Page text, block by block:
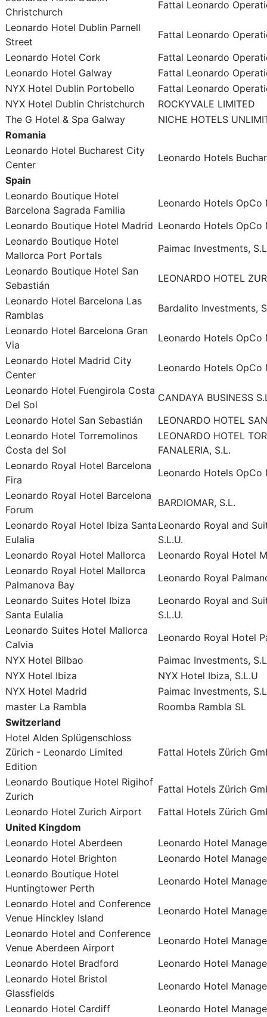
Christchurch
Fattal Leonardo
Leonardo Hotel Dublin Parnell
Street
Fattal Leonardo
Leonardo Hotel Cork
Fattal Leonardo
Leonardo Hotel Galway
Fattal Leonardo
NYX Hotel Dublin Portobello
Fattal Leonardo
NYX Hotel Dublin Christchurch
ROCKYVALE LIMITED
The G Hotel & Spa Galway
NICHE HOTELS
Romania
Leonardo Hotel Bucharest City
Center
Leonardo Hotels
Spain
Leonardo Boutique Hotel
Barcelona Sagrada Familia
Leonardo Hotels OpCo
Leonardo Boutique Hotel Madrid Leonardo Hotels OpCo
Leonardo Boutique Hotel
Mallorca Port Portals
Paimac Investments,
Leonardo Boutique Hotel San
Sebastián
LEONARDO HOTEL
Leonardo Hotel Barcelona Las
Ramblas
Bardalito Investments,
Leonardo Hotel Barcelona Gran
Via
Leonardo Hotels OpCo
Leonardo Hotel Madrid City
Center
Leonardo Hotels OpCo
Leonardo Hotel Fuengirola Costa
Del Sol
CANDAYA BUSINESS
Leonardo Hotel San Sebastián
LEONARDO HOTEL
Leonardo Hotel Torremolinos
Costa del Sol
LEONARDO HOTEL
FANALERIA, S.L.
Leonardo Royal Hotel Barcelona
Fira
Leonardo Hotels OpCo
Leonardo Royal Hotel Barcelona
Forum
BARDIOMAR, S.L.
Leonardo Royal Hotel Ibiza Santa
Eulalia
Leonardo Royal and
S.L.U.
Leonardo Royal Hotel Mallorca
Leonardo Royal Hotel
Leonardo Royal Hotel Mallorca
Palmanova Bay
Leonardo Royal
Leonardo Suites Hotel Ibiza
Santa Eulalia
Leonardo Royal and
S.L.U.
Leonardo Suites Hotel Mallorca
Calvia
Leonardo Royal Hotel
NYX Hotel Bilbao
Paimac Investments,
NYX Hotel Ibiza
NYX Hotel Ibiza, S.L.U
NYX Hotel Madrid
Paimac Investments,
master La Rambla
Roomba Rambla SL
Switzerland
Hotel Alden Splügenschloss
Zürich - Leonardo Limited
Edition
Fattal Hotels Zürich
Leonardo Boutique Hotel Rigihof
Zurich
Fattal Hotels Zürich
Leonardo Hotel Zurich Airport
Fattal Hotels Zürich
United Kingdom
Leonardo Hotel Aberdeen
Leonardo Hotel
Leonardo Hotel Brighton
Leonardo Hotel
Leonardo Boutique Hotel
Huntingtower Perth
Leonardo Hotel
Leonardo Hotel and Conference
Venue Hinckley Island
Leonardo Hotel
Leonardo Hotel and Conference
Venue Aberdeen Airport
Leonardo Hotel
Leonardo Hotel Bradford
Leonardo Hotel
Leonardo Hotel Bristol
Glassfields
Leonardo Hotel
Leonardo Hotel Cardiff
Leonardo Hotel